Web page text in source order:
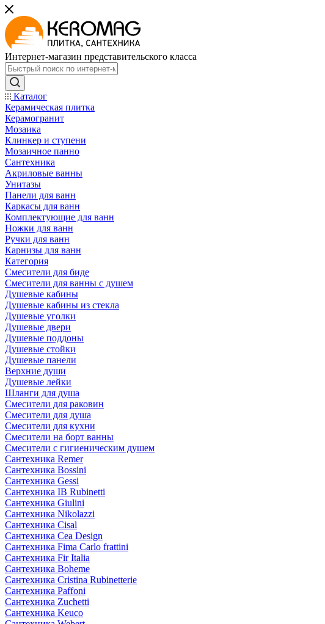
Интернет-магазин представительского класса
Каталог
Керамическая плитка
Керамогранит
Мозаика
Клинкер и ступени
Мозаичное панно
Сантехника
Акриловые ванны
Унитазы
Панели для ванн
Каркасы для ванн
Комплектующие для ванн
Ножки для ванн
Ручки для ванн
Карнизы для ванн
Категория
Смесители для биде
Смесители для ванны с душем
Душевые кабины
Душевые кабины из стекла
Душевые уголки
Душевые двери
Душевые поддоны
Душевые стойки
Душевые панели
Верхние души
Душевые лейки
Шланги для душа
Смесители для раковин
Смесители для душа
Смесители для кухни
Смесители на борт ванны
Смесители с гигиеническим душем
Сантехника Remer
Сантехника Bossini
Сантехника Gessi
Сантехника IB Rubinetti
Сантехника Giulini
Сантехника Nikolazzi
Сантехника Cisal
Сантехника Cea Design
Сантехника Fima Carlo frattini
Сантехника Fir Italia
Сантехника Boheme
Сантехника Cristina Rubinetterie
Сантехника Paffoni
Сантехника Zuchetti
Сантехника Keuco